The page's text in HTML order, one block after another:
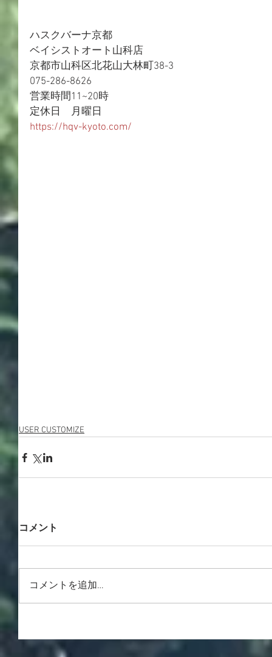
ハスクバーナ京都
ベイシストオート山科店
京都市山科区北花山大林町38-3
075-286-8626
営業時間11~20時
定休日　月曜日
https://hqv-kyoto.com/
USER CUSTOMIZE
コメント
コメントを追加…